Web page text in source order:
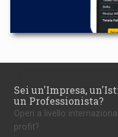
Sei un'Impresa,
un Professionista?
Operi a livello
profit?